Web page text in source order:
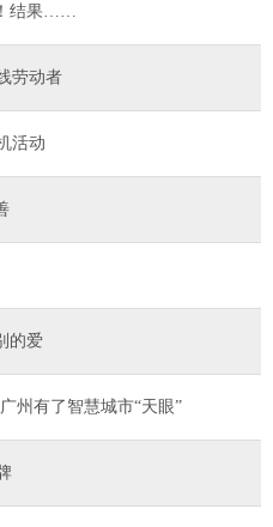
结果……
劳动者
活动
的爱
州有了智慧城市“天眼”